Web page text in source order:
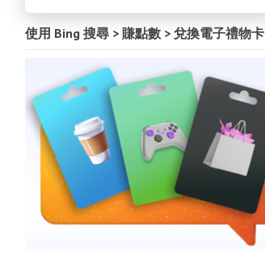
使用 Bing 搜尋 > 賺點數 > 兌換電子禮物卡